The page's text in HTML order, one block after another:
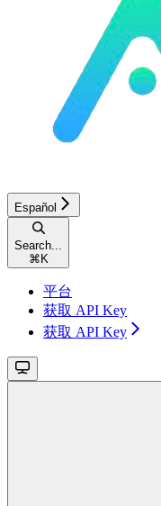
Español
Search...
⌘ K
平台
获取 API Key
获取 API Key